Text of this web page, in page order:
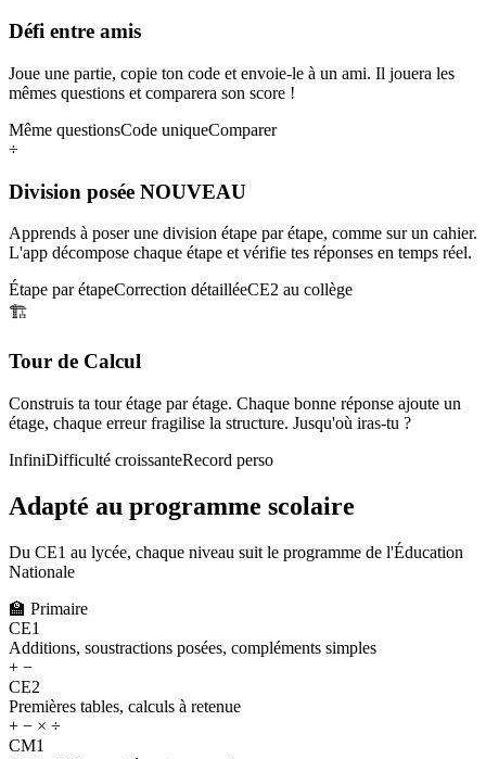
Défi entre amis
Joue une partie, copie ton code et envoie-le à un ami. Il jouera les
mêmes questions et comparera son score !
Même questionsCode uniqueComparer
÷
Division posée NOUVEAU
Apprends à poser une division étape par étape, comme sur un cahier.
L'app décompose chaque étape et vérifie tes réponses en temps réel.
Étape par étapeCorrection détailléeCE2 au collège
🏗️
Tour de Calcul
Construis ta tour étage par étage. Chaque bonne réponse ajoute un
étage, chaque erreur fragilise la structure. Jusqu'où iras-tu ?
InfiniDifficulté croissanteRecord perso
Adapté au programme scolaire
Du CE1 au lycée, chaque niveau suit le programme de l'Éducation
Nationale
🏫 Primaire
CE1
Additions, soustractions posées, compléments simples
+ −
CE2
Premières tables, calculs à retenue
+ − × ÷
CM1